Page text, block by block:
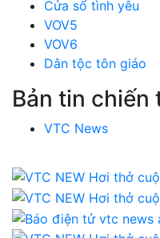
Cửa sổ tình yêu
VOV5
VOV6
Dân tộc tôn giáo
Bản tin chiến
VTC News